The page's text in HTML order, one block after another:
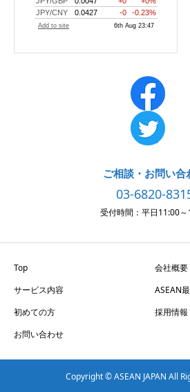
ご相談・お問い合
03-6820-
受付時間：平日11:00
Top
会社概要
サービス内容
ASEAN
初めての方
採用情報
お問い合わせ
Copyright © ASEAN JAPAN All